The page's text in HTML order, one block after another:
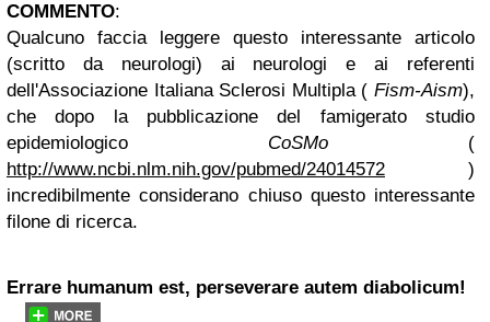
COMMENTO:
Qualcuno faccia leggere questo interessante articolo
(scritto da neurologi) ai neurologi e ai referenti
dell'Associazione Italiana Sclerosi Multipla ( Fism-Aism),
che dopo la pubblicazione del famigerato studio
epidemiologico CoSMo (
http://www.ncbi.nlm.nih.gov/pubmed/24014572 )
incredibilmente considerano chiuso questo interessante
filone di ricerca.
Errare humanum est, perseverare autem diabolicum!